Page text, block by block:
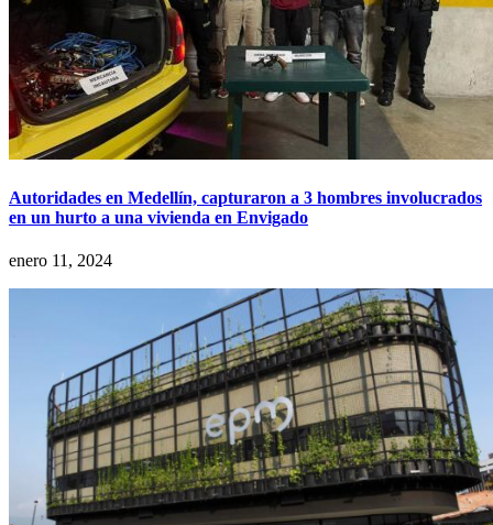
Autoridades en Medellín, capturaron a 3 hombres involucrados
en un hurto a una vivienda en Envigado
enero 11, 2024